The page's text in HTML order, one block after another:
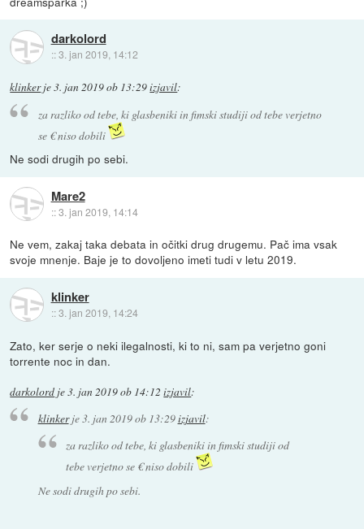
darkolord
::3. jan 2019, 14:12
klinkerje3. jan 2019 ob 13:29izjavil:
za razliko od tebe, ki glasbeniki in fimski studiji od tebe verjetno
se € niso dobili
Ne sodi drugih po sebi.
Mare2
::3. jan 2019, 14:14
Ne vem, zakaj taka debata in očitki drug drugemu. Pač ima vsak
svoje mnenje. Baje je to dovoljeno imeti tudi v letu 2019.
klinker
::3. jan 2019, 14:24
Zato, ker serje o neki ilegalnosti, ki to ni, sam pa verjetno goni
torrente noc in dan.
darkolord je3. jan 2019 ob 14:12 izjavil:
klinkerje3. jan 2019 ob 13:29izjavil:
za razliko od tebe, ki glasbeniki in fimski studiji od
tebe verjetno se € niso dobili
Ne sodi drugih po sebi.